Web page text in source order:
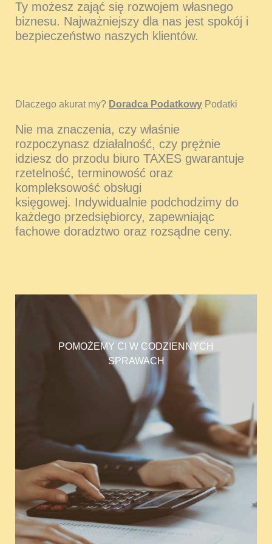
Ty możesz zająć się rozwojem własnego
biznesu. Najważniejszy dla nas jest spokój i
bezpieczeństwo naszych klientów.
Dlaczego akurat my? Doradca Podatkowy Podatki
Nie ma znaczenia, czy właśnie
rozpoczynasz działalność, czy prężnie
idziesz do przodu biuro TAXES gwarantuje
rzetelność, terminowość oraz
kompleksowość obsługi
księgowej. Indywidualnie podchodzimy do
każdego przedsiębiorcy, zapewniając
fachowe doradztwo oraz rozsądne ceny.
POMOŻEMY CI W CODZIENNYCH
SPRAWACH